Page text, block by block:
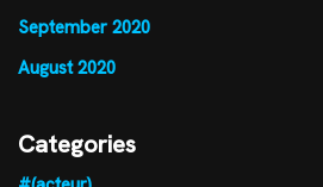
September 2020
August 2020
Categories